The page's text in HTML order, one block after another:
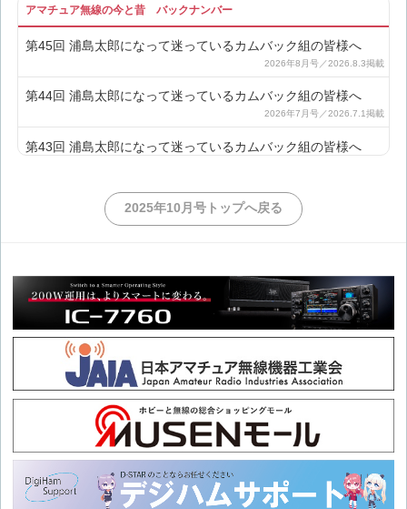
アマチュア無線の今と昔 バックナンバー
第45回 浦島太郎になって迷っているカムバック組の皆様へ
第44回 浦島太郎になって迷っているカムバック組の皆様へ
第43回 浦島太郎になって迷っているカムバック組の皆様へ
第42回 浦島太郎になって迷っているカムバック組の皆様へ
第40回 浦島太郎になって迷っているカムバック組の皆様へ
第39回 浦島太郎になって迷っているカムバック組の皆様へ
第38回 浦島太郎になって迷っているカムバック組の皆様へ
第37回 浦島太郎になって迷っているカムバック組の皆様へ
第36回 浦島太郎になって迷っているカムバック組の皆様へ
2025年10月号トップへ戻る